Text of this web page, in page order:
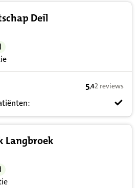
Deil
5,4 op basis
5,42 reviews